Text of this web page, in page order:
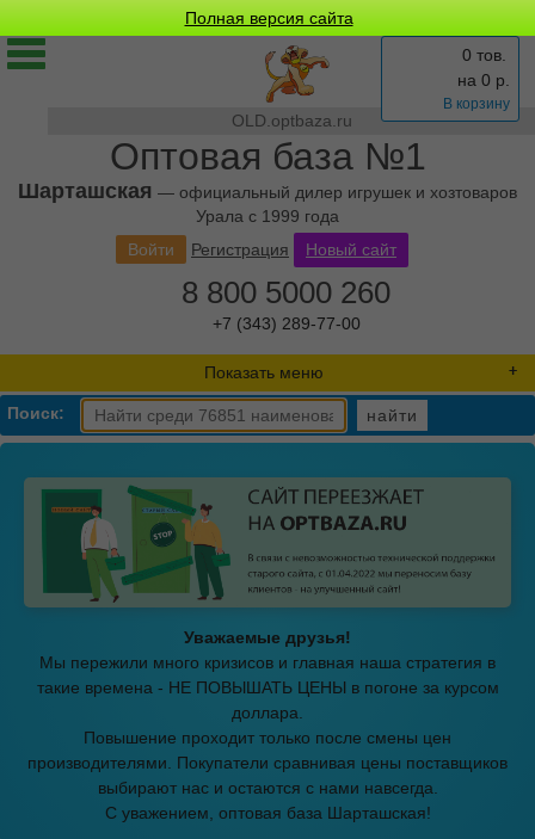
Полная версия сайта
OLD.optbaza.ru
Оптовая база №1
Шарташская — официальный дилер игрушек и хозтоваров
Урала с 1999 года
0 тов.
на 0 р.
В корзину
Войти Регистрация Новый сайт
8 800 5000 260
+7 (343) 289-77-00
Показать меню
Поиск: найти
Уважаемые друзья!
Мы пережили много кризисов и главная наша стратегия в
такие времена - НЕ ПОВЫШАТЬ ЦЕНЫ в погоне за курсом
доллара.
Повышение проходит только после смены цен
производителями. Покупатели сравнивая цены поставщиков
выбирают нас и остаются с нами навсегда.
С уважением, оптовая база Шарташская!